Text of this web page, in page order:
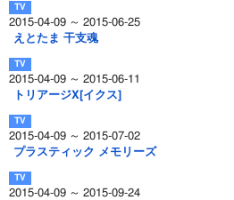
2015-04-09 ～ 2015-06-25
えとたま 干支魂
2015-04-09 ～ 2015-06-11
トリアージX[イクス]
2015-04-09 ～ 2015-07-02
プラスティック メモリーズ
2015-04-09 ～ 2015-09-24